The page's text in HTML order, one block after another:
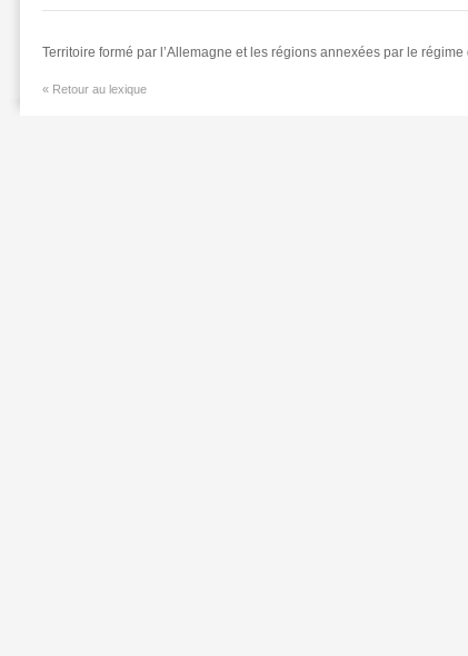
Territoire formé par l’Allemagne et les régions annexées par le régime
« Retour au lexique